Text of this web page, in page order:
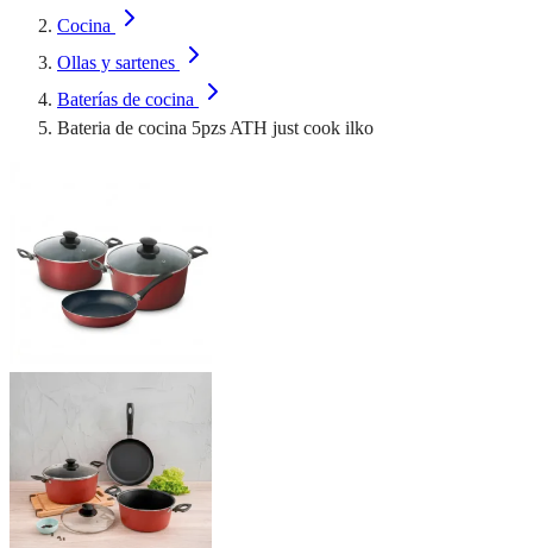
Cocina
Ollas y sartenes
Baterías de cocina
Bateria de cocina 5pzs ATH just cook ilko